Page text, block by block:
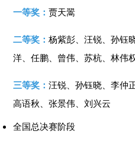
一等奖：贾天翯
二等奖：杨紫彭、汪锐、孙钰
洋、任鹏、曾伟、苏杭、林伟
三等奖：汪锐、孙钰晓、李仲
高语秋、张景伟、刘兴云
全国总决赛阶段